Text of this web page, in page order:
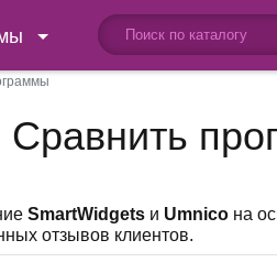
Сравнить
SmartWidgets и Umnico на
отзывов клиентов.